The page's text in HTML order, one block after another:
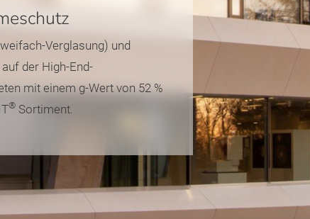
Verglasung) und
der High-End-
mit einem g-Wert von 52 %
® Sortiment.